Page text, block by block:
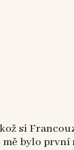
si
mě bylo